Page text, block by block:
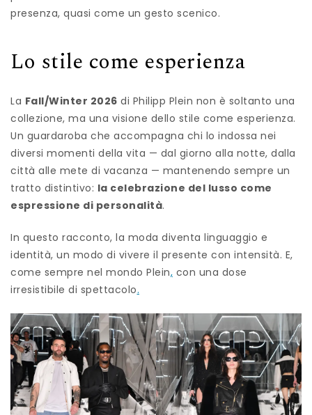
presenza, quasi come un gesto scenico.
Lo stile come esperienza
La Fall/Winter 2026 di Philipp Plein non è soltanto una
collezione, ma una visione dello stile come esperienza.
Un guardaroba che accompagna chi lo indossa nei
diversi momenti della vita — dal giorno alla notte, dalla
città alle mete di vacanza — mantenendo sempre un
tratto distintivo: la celebrazione del lusso come
espressione di personalità.
In questo racconto, la moda diventa linguaggio e
identità, un modo di vivere il presente con intensità. E,
come sempre nel mondo Plein, con una dose
irresistibile di spettacolo.